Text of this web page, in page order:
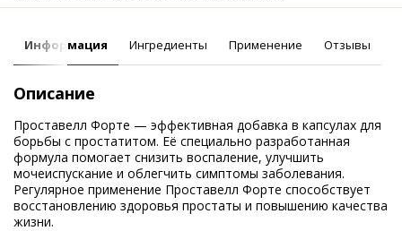
Информация Ингредиенты Применение Отзывы
Описание
Проставелл Форте — эффективная добавка в капсулах для
борьбы с простатитом. Её специально разработанная
формула помогает снизить воспаление, улучшить
мочеиспускание и облегчить симптомы заболевания.
Регулярное применение Проставелл Форте способствует
восстановлению здоровья простаты и повышению качества
жизни.